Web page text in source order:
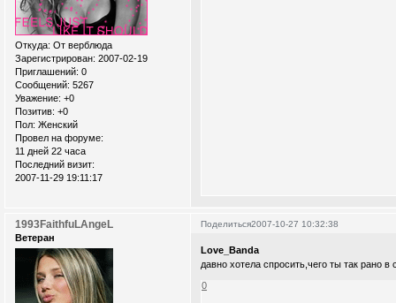
Откуда: От верблюда
Зарегистрирован: 2007-02-19
Приглашений: 0
Сообщений: 5267
Уважение: +0
Позитив: +0
Пол: Женский
Провел на форуме:
11 дней 22 часа
Последний визит:
2007-11-29 19:11:17
Поделиться2007-10-27 10:32:38
1993FaithfuLAngeL
Ветеран
Love_Banda
давно хотела спросить,чего ты так рано
0